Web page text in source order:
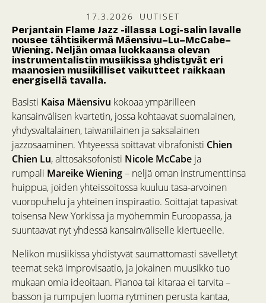
17.3.2026 UUTISET
Perjantain Flame Jazz -illassa Logi-salin lavalle
nousee tähtisikermä Mäensivu–Lu–McCabe–
Wiening. Neljän omaa luokkaansa olevan
instrumentalistin musiikissa yhdistyvät eri
maanosien musiikilliset vaikutteet raikkaan
energisellä tavalla.
Basisti Kaisa Mäensivu kokoaa ympärilleen
kansainvälisen kvartetin, jossa kohtaavat suomalainen,
yhdysvaltalainen, taiwanilainen ja saksalainen
jazzosaaminen. Yhtyeessä soittavat vibrafonisti Chien
Chien Lu, alttosaksofonisti Nicole McCabe ja
rumpali Mareike Wiening– neljä oman instrumenttinsa
huippua, joiden yhteissoitossa kuuluu tasa-arvoinen
vuoropuhelu ja yhteinen inspiraatio. Soittajat tapasivat
toisensa New Yorkissa ja myöhemmin Euroopassa, ja
suuntaavat nyt yhdessä kansainväliselle kiertueelle.
Nelikon musiikissa yhdistyvät saumattomasti sävelletyt
teemat sekä improvisaatio, ja jokainen muusikko tuo
mukaan omia ideoitaan. Pianoa tai kitaraa ei tarvita –
basson ja rumpujen luoma rytminen perusta kantaa,